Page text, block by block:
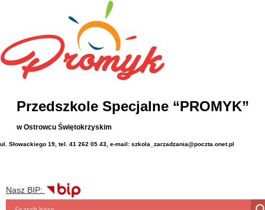
Przedszkole Specjalne “PROMYK”
w Ostrowcu Świętokrzyskim
ul. Słowackiego 19, tel. 41 262 05 43, e-mail: szkola_zarzadzania@poczta.onet.pl
Nasz BIP: